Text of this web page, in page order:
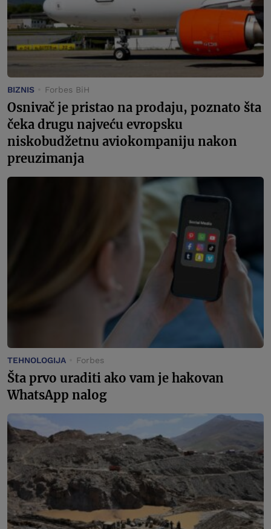
BIZNIS Forbes BiH
Osnivač je pristao na prodaju, poznato šta
čeka drugu najveću evropsku
niskobudžetnu aviokompaniju nakon
preuzimanja
TEHNOLOGIJA Forbes
Šta prvo uraditi ako vam je hakovan
WhatsApp nalog